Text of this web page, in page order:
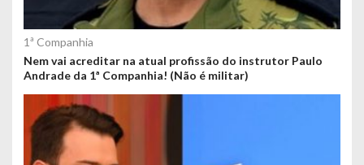
1ª Companhia
Nem vai acreditar na atual profissão do instrutor Paulo
Andrade da 1ª Companhia! (Não é militar)